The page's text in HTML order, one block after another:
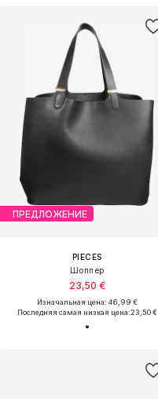
ПРЕДЛОЖЕНИЕ
PIECES
Шоппер
23,50 €
Изначальная цена: 46,99 €
Последняя самая низкая цена:23,50 €